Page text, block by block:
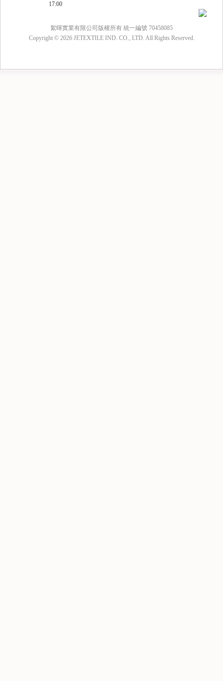
17:00
絮暉實業有限公司版權所有 統一編號 70458085
Copyright © 2026 JETEXTILE IND. CO., LTD. All Rights Reserved.